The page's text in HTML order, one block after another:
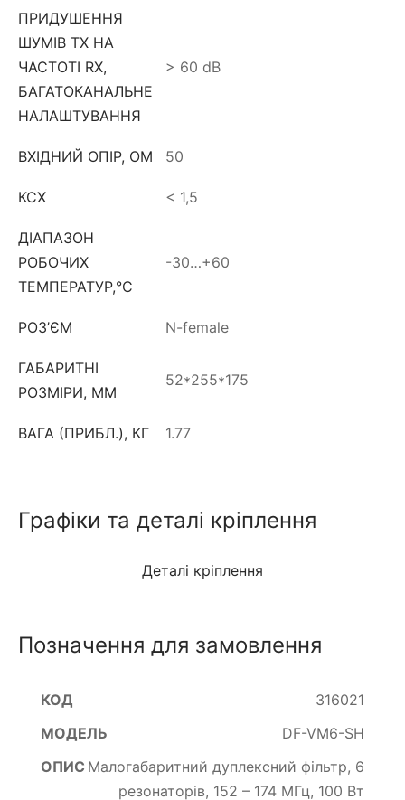
ПРИДУШЕННЯ
ШУМІВ ТX НА
ЧАСТОТІ RX,
БАГАТОКАНАЛЬНЕ
НАЛАШТУВАННЯ
> 60 dB
ВХІДНИЙ ОПІР, ОМ 50
КСХ < 1,5
ДІАПАЗОН
РОБОЧИХ
ТЕМПЕРАТУР,°C
-30…+60
РОЗ’ЄМ N-female
ГАБАРИТНІ
РОЗМІРИ, ММ
52*255*175
ВАГА (ПРИБЛ.), КГ 1.77
Графіки та деталі кріплення
Деталі кріплення
Позначення для замовлення
316021
DF-VM6-SH
Малогабаритний дуплексний фільтр, 6
резонаторів, 152 – 174 МГц, 100 Вт